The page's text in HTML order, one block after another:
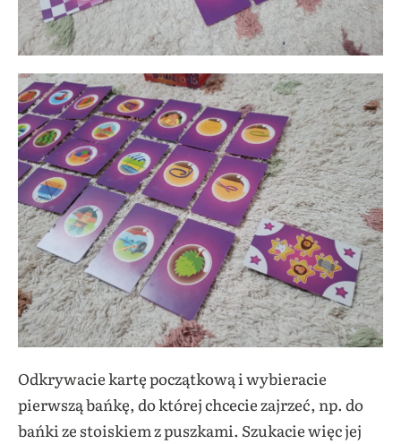
Odkrywacie kartę początkową i wybieracie
pierwszą bańkę, do której chcecie zajrzeć, np. do
bańki ze stoiskiem z puszkami. Szukacie więc jej